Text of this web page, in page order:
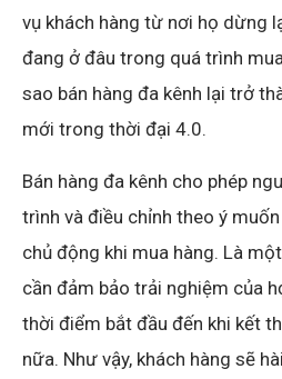
vụ khách hàng từ nơi họ dừng
đang ở đâu trong quá trình
sao bán hàng đa kênh lại trở
mới trong thời đại 4.0.
Bán hàng đa kênh cho phép
trình và điều chỉnh theo ý
chủ động khi mua hàng. Là
cần đảm bảo trải nghiệm của
thời điểm bắt đầu đến khi kết
nữa. Như vậy, khách hàng sẽ